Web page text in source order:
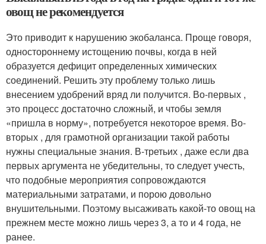
овощ не рекомендуется
Это приводит к нарушению экобаланса. Проще говоря,
одностороннему истощению почвы, когда в ней
образуется дефицит определенных химических
соединений. Решить эту проблему только лишь
внесением удобрений вряд ли получится. Во-первых ,
это процесс достаточно сложный, и чтобы земля
«пришла в норму», потребуется некоторое время. Во-
вторых , для грамотной организации такой работы
нужны специальные знания. В-третьих , даже если два
первых аргумента не убедительны, то следует учесть,
что подобные мероприятия сопровождаются
материальными затратами, и порою довольно
внушительными. Поэтому высаживать какой-то овощ на
прежнем месте можно лишь через 3, а то и 4 года, не
ранее.